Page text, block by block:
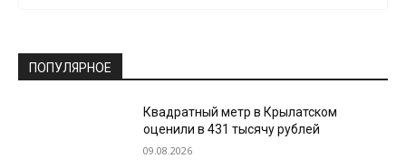
ПОПУЛЯРНОЕ
Квадратный метр в Крылатском
оценили в 431 тысячу рублей
09.08.2026